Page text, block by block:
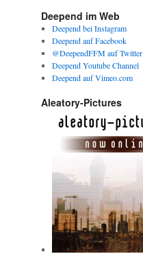
Deepend im Web
Deepend bei Instagram
Deepend auf Facebook
@DeependFFM auf Twitter
Deepend Youtube Channel
Deepend auf Vimeo.com
Aleatory-Pictures